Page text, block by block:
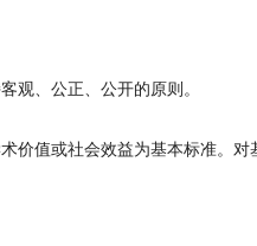
观、公正、公开的原则。
价值或社会效益为基本标准。